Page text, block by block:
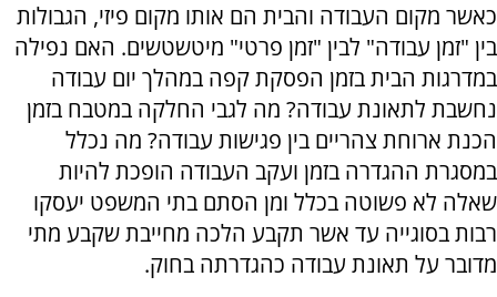
כאשר מקום העבודה והבית הם אותו מקום פיזי, הגבולות
בין "זמן עבודה" לבין "זמן פרטי" מיטשטשים. האם נפילה
במדרגות הבית בזמן הפסקת קפה במהלך יום עבודה
נחשבת לתאונת עבודה? מה לגבי החלקה במטבח בזמן
הכנת ארוחת צהריים בין פגישות עבודה? מה נכלל
במסגרת ההגדרה בזמן ועקב העבודה הופכת להיות
שאלה לא פשוטה בכלל ומן הסתם בתי המשפט יעסקו
רבות בסוגייה עד אשר תקבע הלכה מחייבת שקבע מתי
מדובר על תאונת עבודה כהגדרתה בחוק.